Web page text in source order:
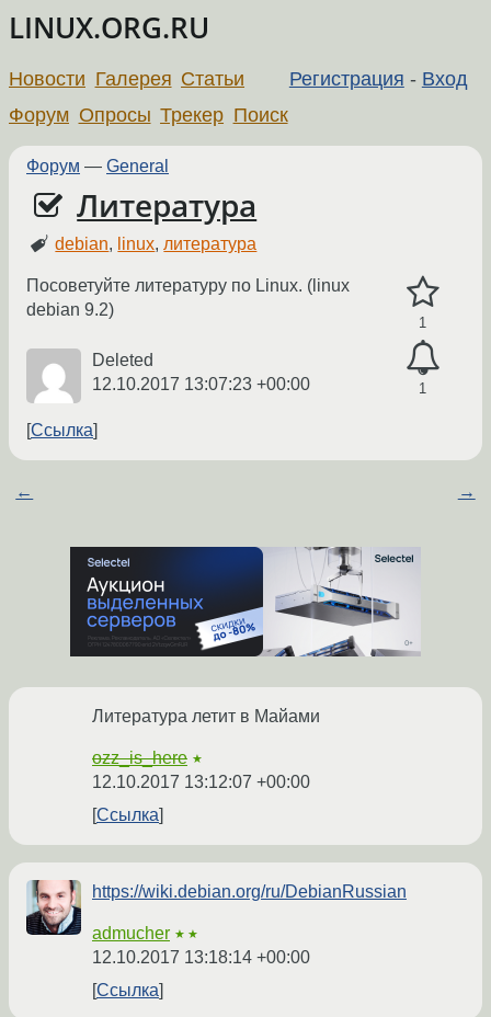
LINUX.ORG.RU
Регистрация - Вход
Новости Галерея Статьи
Форум Опросы Трекер Поиск
Форум — General
Литература
debian, linux,литература
1
1
Посоветуйте литературу по Linux. (linux
debian 9.2)
Deleted
12.10.2017 13:07:23 +00:00
Ссылка
← →
Литература летит в Майами
ozz_is_here ★
12.10.2017 13:12:07 +00:00
Ссылка
https://wiki.debian.org/ru/DebianRussian
admucher ★★
12.10.2017 13:18:14 +00:00
Ссылка